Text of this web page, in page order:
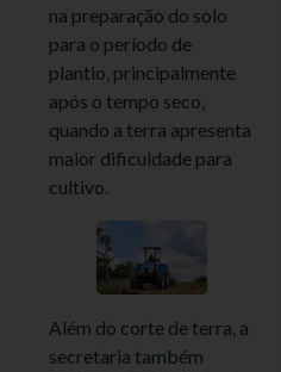
na preparação do solo
para o período de
plantio, principalmente
após o tempo seco,
quando a terra apresenta
maior dificuldade para
cultivo.
Além do corte de terra, a
secretaria também